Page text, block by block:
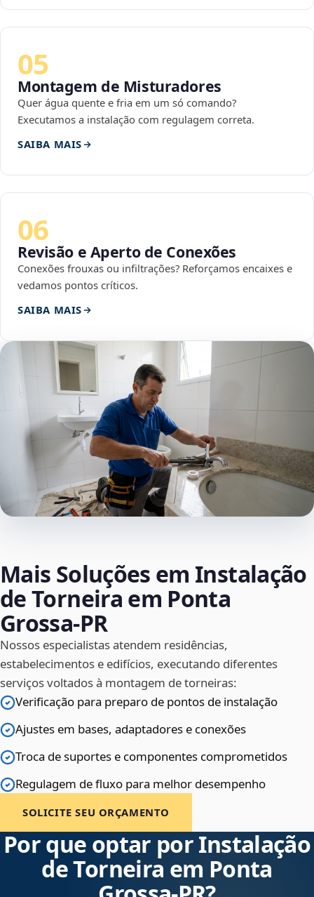
05
Montagem de Misturadores
Quer água quente e fria em um só comando?
Executamos a instalação com regulagem correta.
SAIBA MAIS
06
Revisão e Aperto de Conexões
Conexões frouxas ou infiltrações? Reforçamos encaixes e
vedamos pontos críticos.
SAIBA MAIS
Mais Soluções em Instalação
de Torneira em Ponta
Grossa‑PR
Nossos especialistas atendem residências,
estabelecimentos e edifícios, executando diferentes
serviços voltados à montagem de torneiras:
Verificação para preparo de pontos de instalação
Ajustes em bases, adaptadores e conexões
Troca de suportes e componentes comprometidos
Regulagem de fluxo para melhor desempenho
SOLICITE SEU ORÇAMENTO
Por que optar por Instalação
de Torneira em Ponta